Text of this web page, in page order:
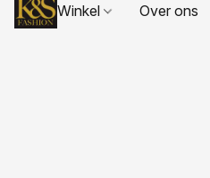
Winkel Over ons